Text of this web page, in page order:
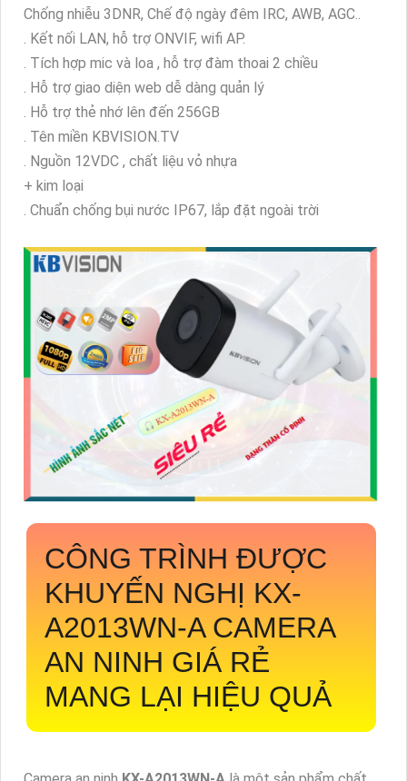
Chống nhiễu 3DNR, Chế độ ngày đêm IRC, AWB, AGC..
. Kết nối LAN, hỗ trợ ONVIF, wifi AP.
. Tích hợp mic và loa , hỗ trợ đàm thoai 2 chiều
. Hỗ trợ giao diện web dễ dàng quản lý
. Hỗ trợ thẻ nhớ lên đến 256GB
. Tên miền KBVISION.TV
. Nguồn 12VDC , chất liệu vỏ nhựa
+ kim loại
. Chuẩn chống bụi nước IP67, lắp đặt ngoài trời
CÔNG TRÌNH ĐƯỢC
KHUYẾN NGHỊ KX-
A2013WN-A CAMERA
AN NINH GIÁ RẺ
MANG LẠI HIỆU QUẢ